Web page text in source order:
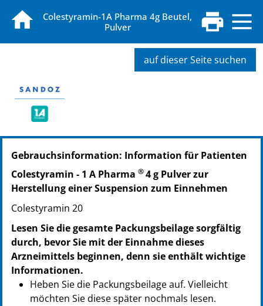
Colestyramin-1A Pharma 4g Beutel,
Pulver
auf dieser Seite suchen
PZN: 14386061
PPN: 111438606144
NTIN: 04150143860613
PZN: 14386078
NTIN: 04150143860781
Gebrauchsinformation: Information für Patienten
Colestyramin - 1 A Pharma ®4 g Pulver zur
Herstellung einer Suspension zum Einnehmen
Colestyramin 20
Lesen Sie die gesamte Packungsbeilage sorgfältig
durch, bevor Sie mit der Einnahme dieses
Arzneimittels beginnen, denn sie enthält wichtige
Informationen.
Heben Sie die Packungsbeilage auf. Vielleicht
möchten Sie diese später nochmals lesen.